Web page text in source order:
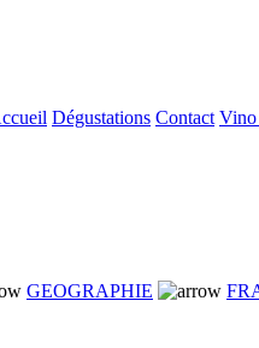
Dégustations Contact
GEOGRAPHIE